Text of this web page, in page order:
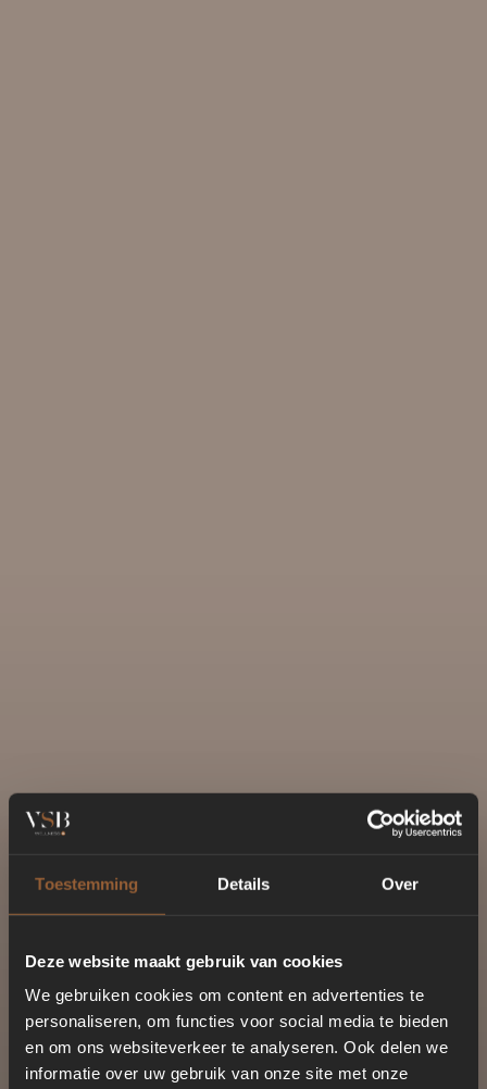
Toestemming Details Over
Deze website maakt gebruik van cookies
We gebruiken cookies om content en advertenties te
personaliseren, om functies voor social media te bieden
en om ons websiteverkeer te analyseren. Ook delen we
informatie over uw gebruik van onze site met onze